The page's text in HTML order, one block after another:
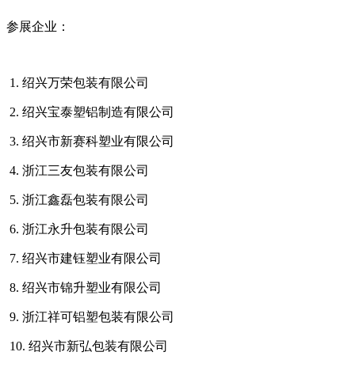
参展企业：
1. 绍兴万荣包装有限公司
2. 绍兴宝泰塑铝制造有限公司
3. 绍兴市新赛科塑业有限公司
4. 浙江三友包装有限公司
5. 浙江鑫磊包装有限公司
6. 浙江永升包装有限公司
7. 绍兴市建钰塑业有限公司
8. 绍兴市锦升塑业有限公司
9. 浙江祥可铝塑包装有限公司
10. 绍兴市新弘包装有限公司